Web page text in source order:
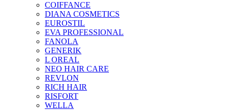
COIFFANCE
DIANA COSMETICS
EUROSTIL
EVA PROFESSIONAL
FANOLA
GENERIK
L OREAL
NEO HAIR CARE
REVLON
RICH HAIR
RISFORT
WELLA